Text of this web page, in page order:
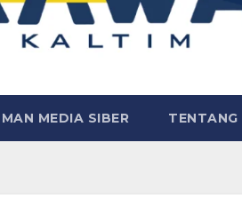
MEDIA SIBER TENTANG